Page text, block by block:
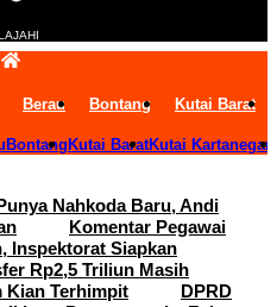
Berau Bontang Kutai Barat
Bontang Kutai BaratKutai
Nahkoda Baru, Andi
Komentar Pegawai
Inspektorat Siapkan
Rp2,5 Triliun Masih
Kian Terhimpit
DPRD